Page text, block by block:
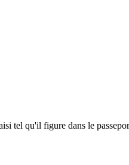
tel qu'il figure dans le